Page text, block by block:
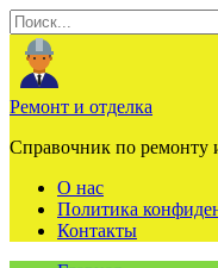
Перейти
к
содержанию
Search
for:
Ремонт и отделка
Справочник по ремонту
О нас
Политика
Контакты